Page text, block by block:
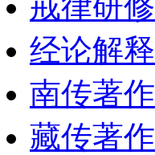
经论解释
南传著作
藏传著作